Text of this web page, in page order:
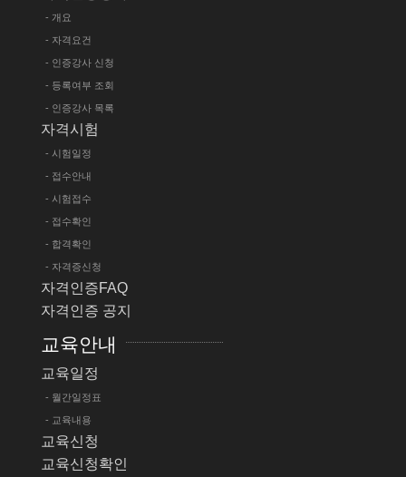
- 개요
- 자격요건
- 인증강사 신청
- 등록여부 조회
- 인증강사 목록
자격시험
- 시험일정
- 접수안내
- 시험접수
- 접수확인
- 합격확인
- 자격증신청
자격인증FAQ
자격인증 공지
교육안내
교육일정
- 월간일정표
- 교육내용
교육신청
교육신청확인